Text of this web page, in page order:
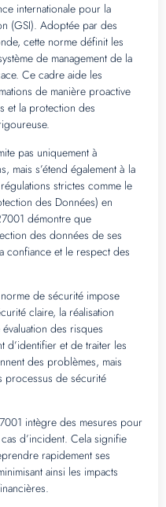
internationale pour la
(GSI). Adoptée par des
cette norme définit les
de management de la
Ce cadre aide les
de manière proactive
et la protection des
pas uniquement à
mais s’étend également à la
strictes comme le
des Données) en
démontre que
des données de ses
confiance et le respect des
de sécurité impose
claire, la réalisation
des risques
d’identifier et de traiter les
des problèmes, mais
processus de sécurité
intègre des mesures pour
d’incident. Cela signifie
rapidement ses
ainsi les impacts